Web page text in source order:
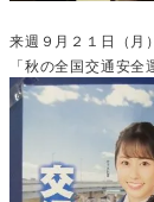
来週９月２１日（月
「秋の全国交通安